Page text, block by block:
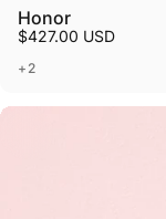
Honor
$427.00 USD
+2